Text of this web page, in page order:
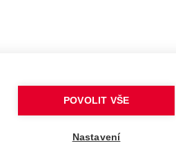
POVOLIT VŠE
Nastavení